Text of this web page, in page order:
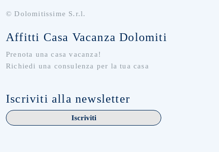
© Dolomitissime S.r.l.
Affitti Casa Vacanza Dolomiti
Prenota una casa vacanza!
Richiedi una consulenza per la tua casa
Iscriviti alla newsletter
Iscriviti